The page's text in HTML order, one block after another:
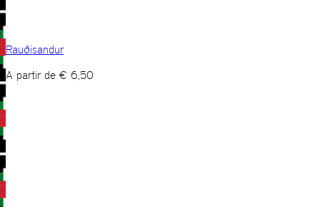
Rauðisandur
A partir de € 6,50